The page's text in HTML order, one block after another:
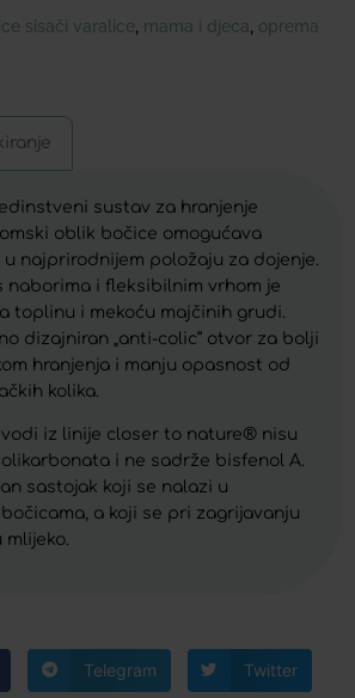
sisači varalice mama i djeca oprema
sustav za hranjenje
oblik bočice omogućava
najprirodnijem položaju za dojenje.
naborima i fleksibilnim vrhom je
toplinu i mekoću majčinih grudi.
dizajniran „anti-colic“ otvor za bolji
hranjenja i manju opasnost od
kolika.
iz linije closer to nature® nisu
i ne sadrže bisfenol A.
sastojak koji se nalazi u
a koji se pri zagrijavanju
Telegram Twitter